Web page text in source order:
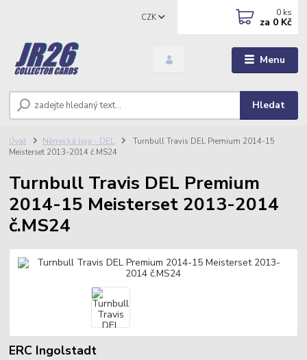
Menu
CZK
Hledat
0 ks
za 0 Kč
Úvod Německá liga - DEL
Turnbull Travis DEL Premium 2014-15
Meisterset 2013-2014 č.MS24
Turnbull Travis DEL Premium
2014-15 Meisterset 2013-2014
č.MS24
ERC Ingolstadt